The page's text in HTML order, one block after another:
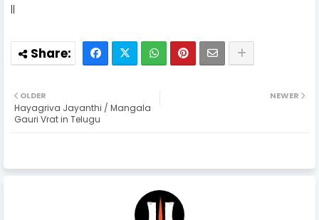
||
NEWER
OLDER
Hayagriva Jayanthi / Mangala
Gauri Vrat in Telugu